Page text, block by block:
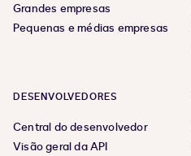
Grandes empresas
Pequenas e médias empresas
DESENVOLVEDORES
Central do desenvolvedor
Visão geral da API